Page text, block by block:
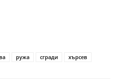
ружа сгради хърсев